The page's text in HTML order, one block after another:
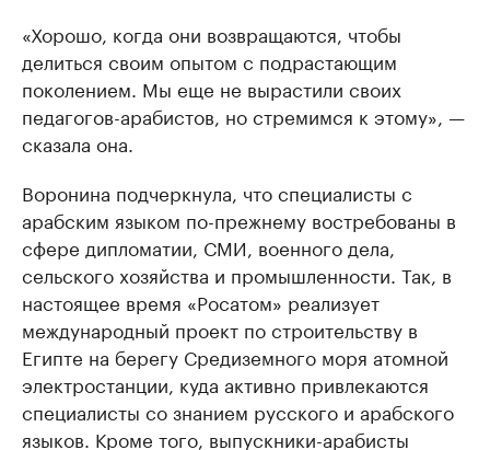
«Хорошо, когда они возвращаются, чтобы
делиться своим опытом с подрастающим
поколением. Мы еще не вырастили своих
педагогов-арабистов, но стремимся к этому», —
сказала она.
Воронина подчеркнула, что специалисты с
арабским языком по-прежнему востребованы в
сфере дипломатии, СМИ, военного дела,
сельского хозяйства и промышленности. Так, в
настоящее время «Росатом» реализует
международный проект по строительству в
Египте на берегу Средиземного моря атомной
электростанции, куда активно привлекаются
специалисты со знанием русского и арабского
языков. Кроме того, выпускники-арабисты